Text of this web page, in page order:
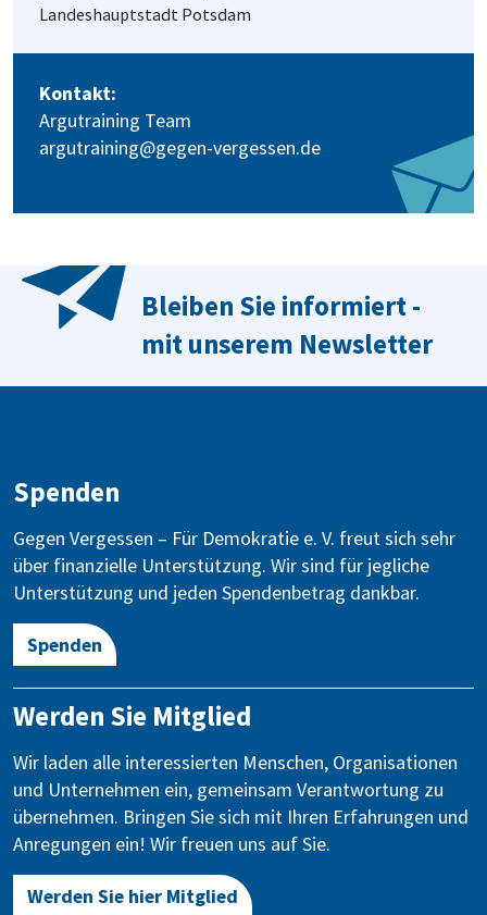
Landeshauptstadt Potsdam
Kontakt:
Argutraining Team
argutraining@gegen-vergessen.de
Bleiben Sie informiert -
mit unserem Newsletter
Spenden
Gegen Vergessen – Für Demokratie e. V. freut sich sehr
über finanzielle Unterstützung. Wir sind für jegliche
Unterstützung und jeden Spendenbetrag dankbar.
Spenden
Werden Sie Mitglied
Wir laden alle interessierten Menschen, Organisationen
und Unternehmen ein, gemeinsam Verantwortung zu
übernehmen. Bringen Sie sich mit Ihren Erfahrungen und
Anregungen ein! Wir freuen uns auf Sie.
Werden Sie hier Mitglied